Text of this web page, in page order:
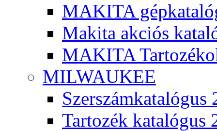
MAKITA
Makita akciós
MAKITA
MILWAUKEE
Szerszámkatalógus
Tartozék katalógus